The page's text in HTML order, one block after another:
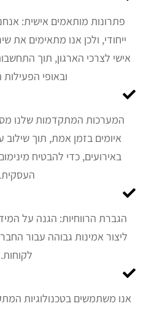
פתרונות מותאמים אישית:
ייחודי, ולכן אנו מתאימים את
אישי לצרכי הארגון, תוך
ובאופי
המערכות המתקדמות שלנו
איומים בזמן אמת, תוך
באירועים, כדי להבטיח
העסקית.
הגברת הרווחיות: הגנה על
ליצור אמינות גבוהה עבור
לקוחות.
אנו משתמשים בטכנולוגיות